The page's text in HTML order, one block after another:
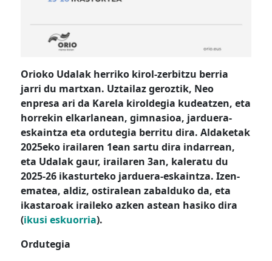
Orioko Udalak herriko kirol-zerbitzu berria
jarri du martxan. Uztailaz geroztik, Neo
enpresa ari da Karela kiroldegia kudeatzen, eta
horrekin elkarlanean, gimnasioa, jarduera-
eskaintza eta ordutegia berritu dira. Aldaketak
2025eko irailaren 1ean sartu dira indarrean,
eta Udalak gaur, irailaren 3an, kaleratu du
2025-26 ikasturteko jarduera-eskaintza. Izen-
ematea, aldiz, ostiralean zabalduko da, eta
ikastaroak iraileko azken astean hasiko dira
(ikusi eskuorria).
Ordutegia